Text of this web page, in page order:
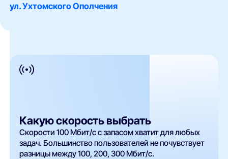
ул. Ухтомского Ополчения
Какую скорость выбрать
Скорости 100 Мбит/с с запасом хватит для любых
задач. Большинство пользователей не почувствует
разницы между 100, 200, 300 Мбит/с.